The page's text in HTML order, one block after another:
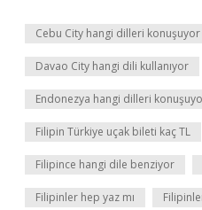
Cebu City hangi dilleri konuşuyor
Davao City hangi dili kullanıyor
Endonezya hangi dilleri
Filipin Türkiye uçak bileti kaç TL
Filipince hangi dile benziyor
Filipinler hep yaz mı